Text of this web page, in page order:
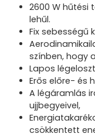
2600 W hűtési
lehűl.
Fix sebességű
színben, hogy
Lapos
Erős előre- és
A légáramlás
ujjbegyeivel,
csökkentett